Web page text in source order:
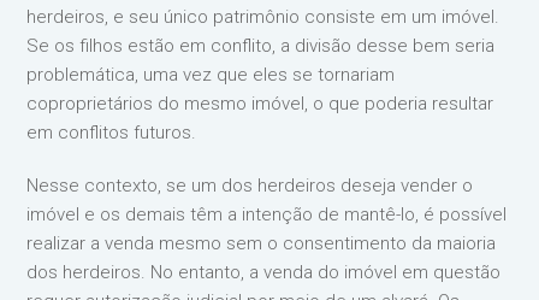
herdeiros, e seu único patrimônio consiste em um imóvel.
Se os filhos estão em conflito, a divisão desse bem seria
problemática, uma vez que eles se tornariam
coproprietários do mesmo imóvel, o que poderia resultar
em conflitos futuros.
Nesse contexto, se um dos herdeiros deseja vender o
imóvel e os demais têm a intenção de mantê-lo, é possível
realizar a venda mesmo sem o consentimento da maioria
dos herdeiros. No entanto, a venda do imóvel em questão